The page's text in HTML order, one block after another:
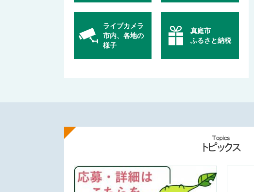
ライブカメラ
市内、各地の
様子
真庭市
ふるさと納税